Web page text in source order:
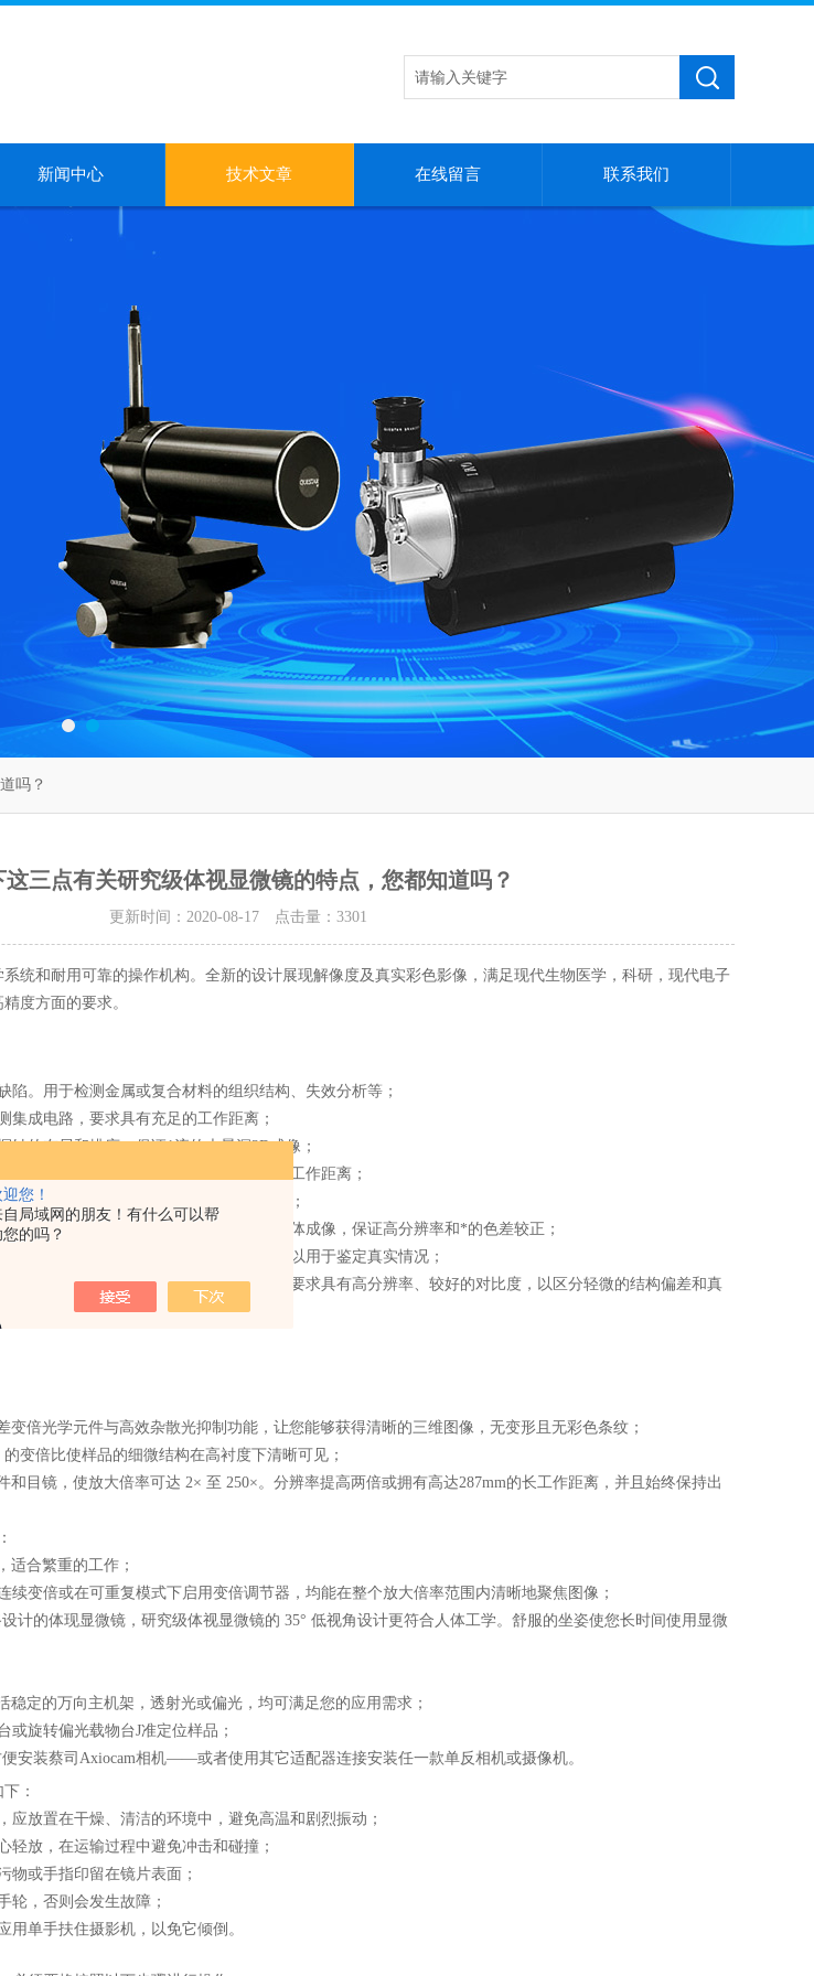
您！
自局域网的朋友！有什么可以帮
您的吗？
新闻中心 技术文章 在线留言 联系我们
吗？
这三点有关研究级体视显微镜的特点，您都知道吗？
更新时间：2020-08-17 点击量： 3301
和耐用可靠的操作机构。全新的设计展现解像度及真实彩色影像，满足现代生物医学，科研，现代电子
度方面的要求。
。用于检测金属或复合材料的组织结构、失效分析等；
成电路，要求具有充足的工作距离；
的布局和排序，保证1流的大景深3D成像；
——要求在高倍下观察，并具有足够的工作距离；
；检测粉状物质的纯净度和不规则组织；
械零部件的几何形态测定；微型透明导体成像，保证高分辨率和*的色差较正；
分析；粉状物质（药）的检测和分析，以用于鉴定真实情况；
大样品上的颜料残留物分析、鉴定——要求具有高分辨率、较好的对比度，以区分轻微的结构偏差和真
变倍光学元件与高效杂散光抑制功能，让您能够获得清晰的三维图像，无变形且无彩色条纹；
倍比使样品的细微结构在高衬度下清晰可见；
镜，使放大倍率可达 2× 至 250×。分辨率提高两倍或拥有高达287mm的长工作距离，并且始终保持出
合繁重的工作；
变倍或在可重复模式下启用变倍调节器，均能在整个放大倍率范围内清晰地聚焦图像；
的体现显微镜，研究级体视显微镜的 35° 低视角设计更符合人体工学。舒服的坐姿使您长时间使用显微
定的万向主机架，透射光或偏光，均可满足您的应用需求；
旋转偏光载物台J准定位样品；
装蔡司Axiocam相机——或者使用其它适配器连接安装任一款单反相机或摄像机。
：
放置在干燥、清洁的环境中，避免高温和剧烈振动；
放，在运输过程中避免冲击和碰撞；
或手指印留在镜片表面；
，否则会发生故障；
单手扶住摄影机，以免它倾倒。